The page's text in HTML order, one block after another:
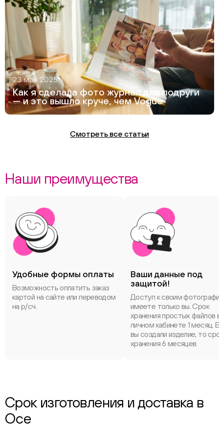
23 мая 2025
Как я сделала фото журнал для подруги
— и это вышло круче, чем Vogue
Смотреть все статьи
Наши преимущества
Удобные формы оплаты
Возможность оплатить заказ
картой на сайте или переводом
на р/сч.
Ваши данные под
защитой!
Доступ к своим
имеете только вы. Срок
хранения простых файлов
личном кабинете 1 месяц.
вы создали изделие, то
хранения 6 месяцев.
Срок изготовления и доставка в
Осе